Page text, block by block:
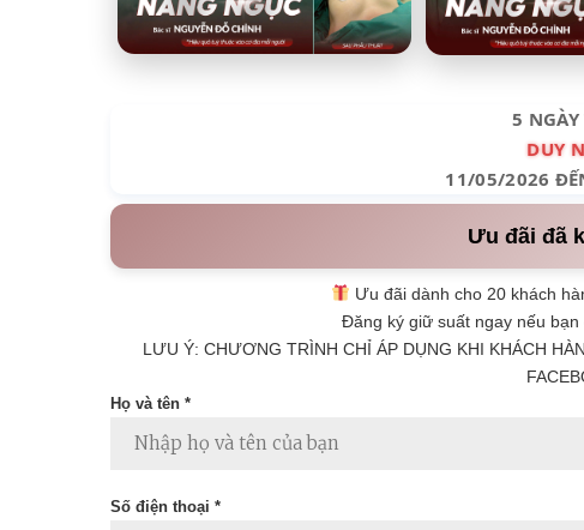
5 NGÀY
DUY
11/05/2026
Ưu đãi đã
Ưu đãi dành cho 20 khách
Đăng ký giữ suất ngay nếu
LƯU Ý: CHƯƠNG TRÌNH CHỈ ÁP DỤNG KHI KHÁCH
Họ và tên *
Số điện thoại *